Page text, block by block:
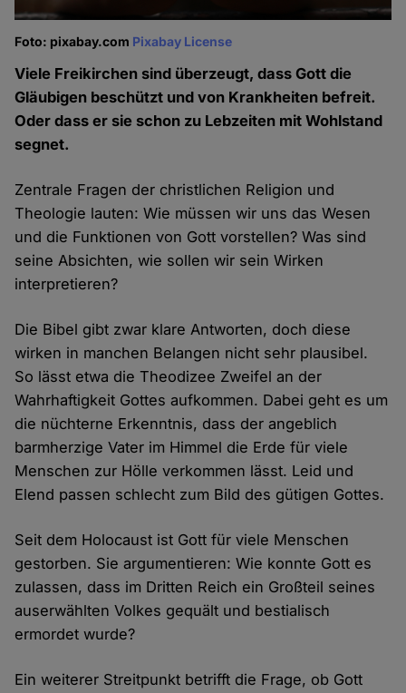
Foto: pixabay.com Pixabay License
Viele Freikirchen sind überzeugt, dass Gott die
Gläubigen beschützt und von Krankheiten befreit.
Oder dass er sie schon zu Lebzeiten mit Wohlstand
segnet.
Zentrale Fragen der christlichen Religion und
Theologie lauten: Wie müssen wir uns das Wesen
und die Funktionen von Gott vorstellen? Was sind
seine Absichten, wie sollen wir sein Wirken
interpretieren?
Die Bibel gibt zwar klare Antworten, doch diese
wirken in manchen Belangen nicht sehr plausibel.
So lässt etwa die Theodizee Zweifel an der
Wahrhaftigkeit Gottes aufkommen. Dabei geht es um
die nüchterne Erkenntnis, dass der angeblich
barmherzige Vater im Himmel die Erde für viele
Menschen zur Hölle verkommen lässt. Leid und
Elend passen schlecht zum Bild des gütigen Gottes.
Seit dem Holocaust ist Gott für viele Menschen
gestorben. Sie argumentieren: Wie konnte Gott es
zulassen, dass im Dritten Reich ein Großteil seines
auserwählten Volkes gequält und bestialisch
ermordet wurde?
Ein weiterer Streitpunkt betrifft die Frage, ob Gott